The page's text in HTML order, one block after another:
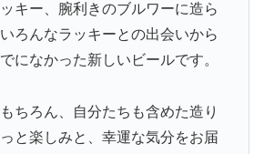
キー、腕利きのブルワーに造ら
ろんなラッキーとの出会いから
になかった新しいビールです。
ちろん、自分たちも含めた造り
と楽しみと、幸運な気分をお届